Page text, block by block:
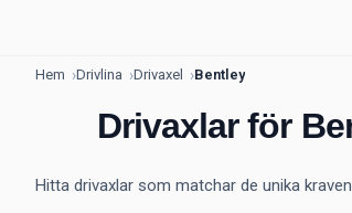
Hem Drivlina Drivaxel Bentley
Drivaxlar för
Hitta drivaxlar som matchar de unika